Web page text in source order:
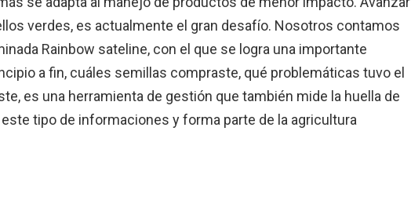
verdes, es actualmente el gran desafío. Nosotros contamos
Rainbow sateline, con el que se logra una importante
a fin, cuáles semillas compraste, qué problemáticas tuvo el
es una herramienta de gestión que también mide la huella de
tipo de informaciones y forma parte de la agricultura